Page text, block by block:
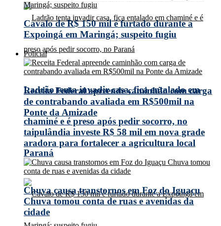
Ladrão tenta invadir casa, fica entalado em
chaminé e é preso após pedir socorro, no
Paraná
Cavalo de R$ 150 mil é furtado durante a
Expoingá em Maringá; suspeito fugiu
Policial
Receita Federal apreende caminhão com carga
de contrabando avaliada em R$500mil na
Ponte da Amizade
taipulândia investe R$ 58 mil em nova grade
aradora para fortalecer a agricultura local
Chuva causa transtornos em Foz do Iguaçu
Chuva tomou conta de ruas e avenidas da
cidade